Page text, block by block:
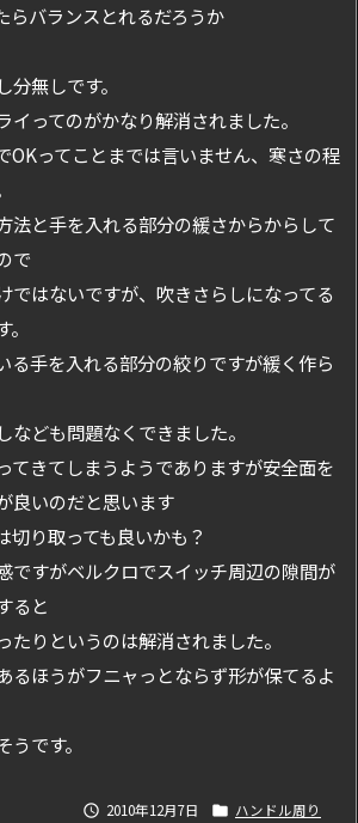
らバランスとれるだろうか
無しです。
イってのがかなり解消されました。
OKってことまでは言いません、寒さの程
法と手を入れる部分の緩さからからして
で
ではないですが、吹きさらしになってる
る手を入れる部分の絞りですが緩く作ら
なども問題なくできました。
てきてしまうようでありますが安全面を
良いのだと思います
切り取っても良いかも？
ですがベルクロでスイッチ周辺の隙間が
ると
たりというのは解消されました。
るほうがフニャっとならず形が保てるよ
です。
 2010年12月7日  ハンドル周り